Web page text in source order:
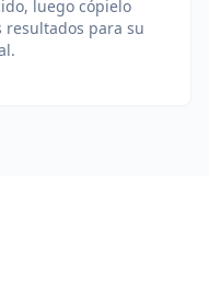
luego cópielo
para su